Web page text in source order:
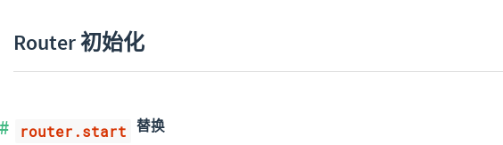
Router 初始化
router.start 替换